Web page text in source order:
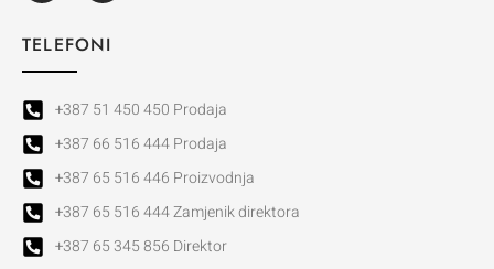
TELEFONI
+387 51 450 450 Prodaja
+387 66 516 444 Prodaja
+387 65 516 446 Proizvodnja
+387 65 516 444 Zamjenik direktora
+387 65 345 856 Direktor